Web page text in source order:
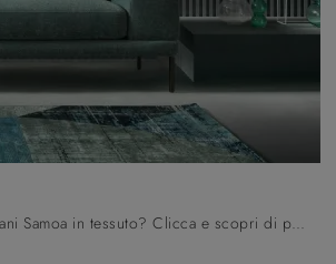
Cerchi salotti e divani Samoa in tessuto? Clicca e scopri di più sul modello Jack per spazi design.